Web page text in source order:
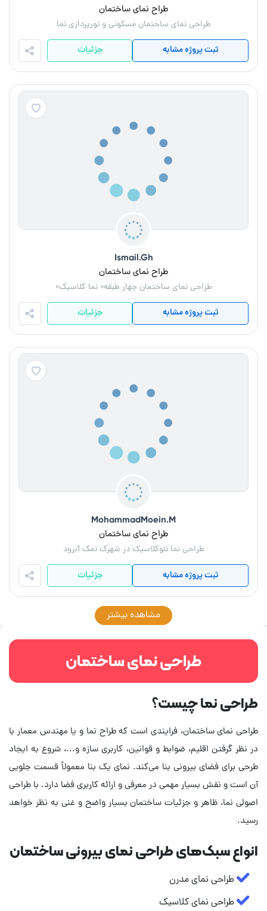
طراح نمای ساختمان
طراحی نمای ساختمان مسکونی و نورپردازی نما
ثبت پروژه مشابه جزئیات
Ismail.Gh
طراح نمای ساختمان
طراحی نمای ساختمان چهار طبقه« نما کلاسیک»
ثبت پروژه مشابه جزئیات
MohammadMoein.M
طراح نمای ساختمان
طراحی نما نئوکلاسیک در شهرک نمک آبرود
ثبت پروژه مشابه جزئیات
مشاهده بیشتر
طراحی نمای ساختمان
طراحی نما چیست؟
طراحی نمای ساختمان، فرایندی است که طراح نما و یا مهندس معمار با
در نظر گرفتن اقلیم، ضوابط و قوانین، کاربری سازه و...، شروع به ایجاد
طرحی برای فضای بیرونی بنا می‌کند. نمای یک بنا معمولاً قسمت جلویی
آن است و نقش بسیار مهمی در معرفی و ارائه کاربری فضا دارد. با طراحی
اصولی نما، ظاهر و جزئیات ساختمان بسیار واضح و غنی به نظر خواهد
رسید.
انواع سبک‌های طراحی نمای بیرونی ساختمان
طراحی نمای مدرن
طراحی نمای کلاسیک